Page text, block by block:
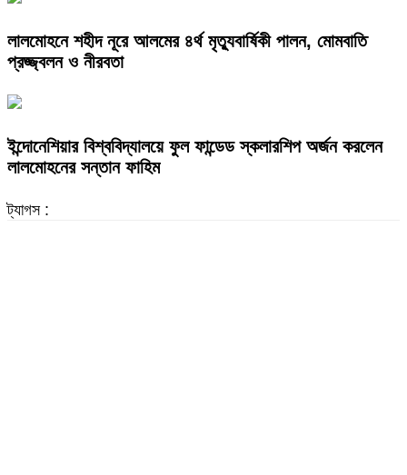
লালমোহনে শহীদ নূরে আলমের ৪র্থ মৃত্যুবার্ষিকী পালন, মোমবাতি
প্রজ্জ্বলন ও নীরবতা
ইন্দোনেশিয়ার বিশ্ববিদ্যালয়ে ফুল ফান্ডেড স্কলারশিপ অর্জন করলেন
লালমোহনের সন্তান ফাহিম
ট্যাগস :